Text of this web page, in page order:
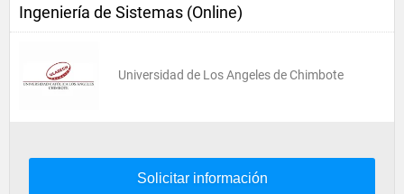
Ingeniería de Sistemas (Online)
Universidad de Los Angeles de Chimbote
Solicitar información